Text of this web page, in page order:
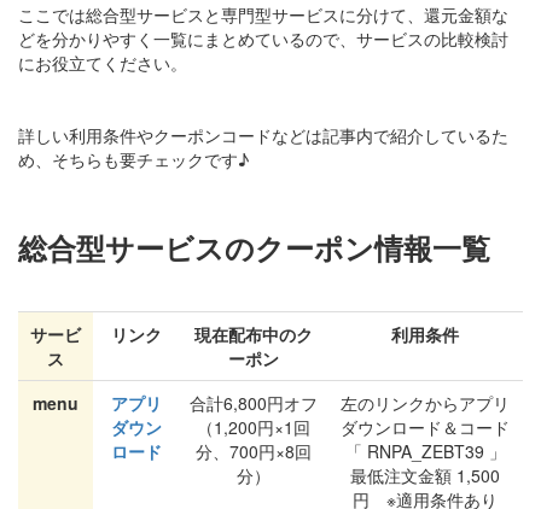
ここでは総合型サービスと専門型サービスに分けて、還元金額な
どを分かりやすく一覧にまとめているので、サービスの比較検討
にお役立てください。
詳しい利用条件やクーポンコードなどは記事内で紹介しているた
め、そちらも要チェックです♪
総合型サービスのクーポン情報一覧
サービ
ス
リンク
現在配布中のク
ーポン
利用条件
menu
アプリ
ダウン
ロード
合計6,800円オフ
（1,200円×1回
分、700円×8回
分）
左のリンクからアプリ
ダウンロード＆コード
「 RNPA_ZEBT39 」
最低注文金額 1,500
円 ※適用条件あり